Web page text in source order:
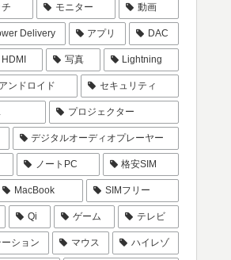
モニター 動画
Delivery アプリ DAC
HDMI 写真 Lightning
アンドロイド セキュリティ
プロジェクター
デジタルオーディオプレーヤー
ノートPC 格安SIM
MacBook SIMフリー
Qi ゲーム テレビ
ション マウス ハイレゾ